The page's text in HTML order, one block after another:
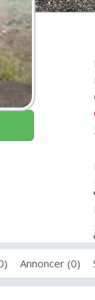
Annoncer (0)